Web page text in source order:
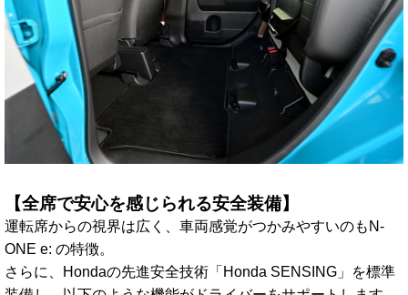
【全席で安心を感じられる安全装備】
運転席からの視界は広く、車両感覚がつかみやすいのもN-
ONE e: の特徴。
さらに、Hondaの先進安全技術「Honda SENSING」を標準